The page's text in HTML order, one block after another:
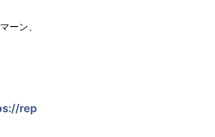
ーン、
rep